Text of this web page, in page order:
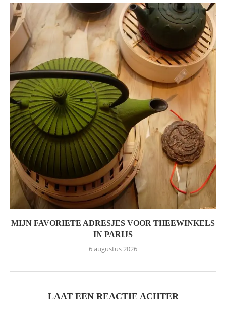
MIJN FAVORIETE ADRESJES VOOR THEEWINKELS
IN PARIJS
6 augustus 2026
LAAT EEN REACTIE ACHTER